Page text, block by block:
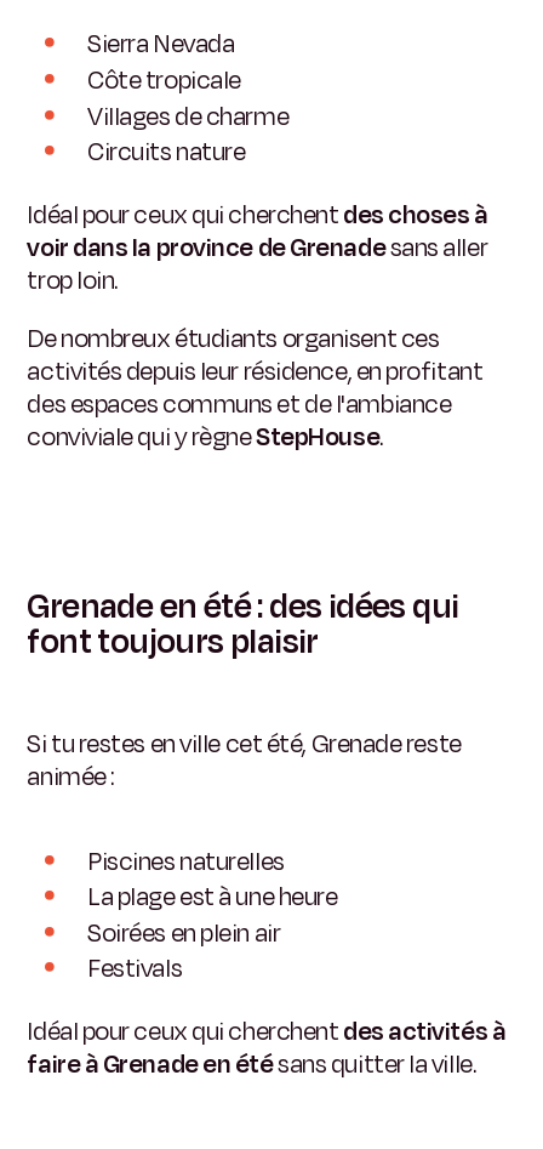
Sierra Nevada
Côte tropicale
Villages de charme
Circuits nature
Idéal pour ceux qui cherchentdes choses à
voir dans la province de Grenadesans aller
trop loin.
De nombreux étudiants organisent ces
activités depuis leur résidence, en profitant
des espaces communs et de l'ambiance
conviviale qui y règneStepHouse.
Grenade en été : des idées qui
font toujours plaisir
Si tu restes en ville cet été, Grenade reste
animée :
Piscines naturelles
La plage est à une heure
Soirées en plein air
Festivals
Idéal pour ceux qui cherchentdes activités à
faire à Grenade en étésans quitter la ville.